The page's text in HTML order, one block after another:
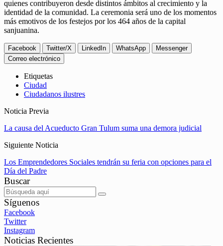
quienes contribuyeron desde distintos ámbitos al crecimiento y la
identidad de la comunidad. La ceremonia será uno de los momentos
más emotivos de los festejos por los 464 años de la capital
sanjuanina.
Facebook Twitter/X LinkedIn WhatsApp
Messenger
Correo electrónico
Etiquetas
Ciudad
Ciudadanos ilustres
Noticia Previa
La causa del Acueducto Gran Tulum suma una demora judicial
Siguiente Noticia
Los Emprendedores Sociales tendrán su feria con opciones para el
Día del Padre
Buscar
Síguenos
Facebook
Twitter
Instagram
Noticias Recientes